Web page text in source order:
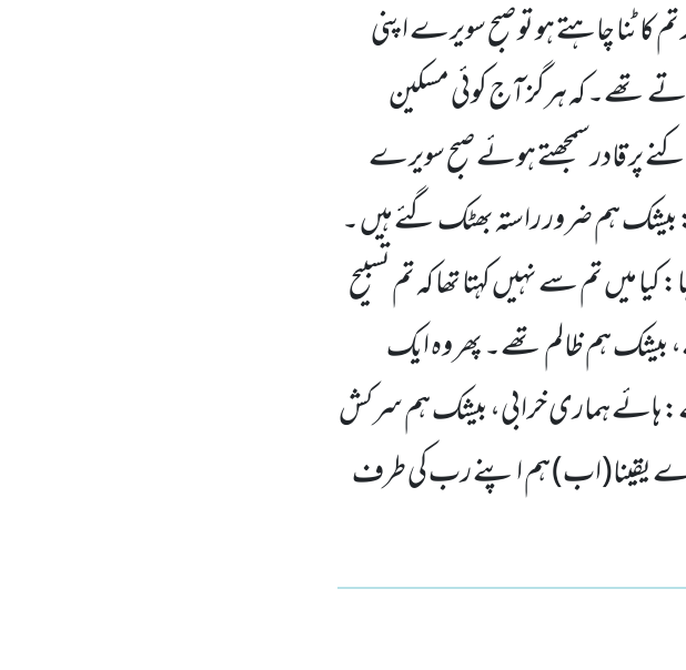
چاہتے ہو تو صبح سویرے اپنی
تھے۔ کہ ہرگز آج کوئی مسکین
پر قادرسمجھتے ہوئے صبح سویرے
ہم ضرور راستہ بھٹک گئے ہیں ۔
میں تم سے نہیں کہتا تھا کہ تم تسبیح
ہم ظالم تھے۔ پھر وہ ایک
ہماری خرابی، بیشک ہم سرکش
یقینا(اب) ہم اپنے رب کی طرف